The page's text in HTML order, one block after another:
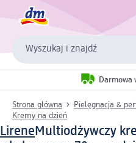
Wyszukaj i znajdź
Darmowa
Strona główna Pielęgnacja &
Kremy na dzień
LireneMultiodżywczy